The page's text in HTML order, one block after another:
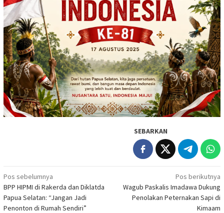
SEBARKAN
Navigasi
pos
Pos sebelumnya
BPP HIPMI di Rakerda dan Diklatda
Papua Selatan: “Jangan Jadi
Penonton di Rumah Sendiri”
Pos berikutnya
Wagub Paskalis Imadawa Dukung
Penolakan Peternakan Sapi di
Kimaam